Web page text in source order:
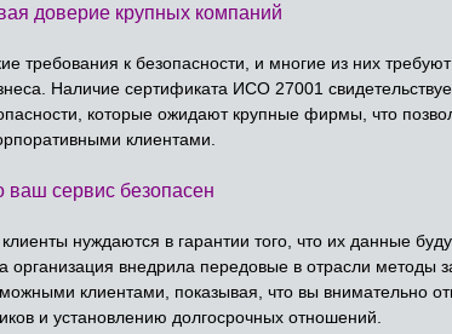
доверие крупных компаний
требования к безопасности, и многие из них
Наличие сертификата ИСО 27001
которые ожидают крупные фирмы, что
клиентами.
ваш сервис безопасен
нуждаются в гарантии того, что их данные
организация внедрила передовые в отрасли методы
клиентами, показывая, что вы внимательно
и установлению долгосрочных отношений.